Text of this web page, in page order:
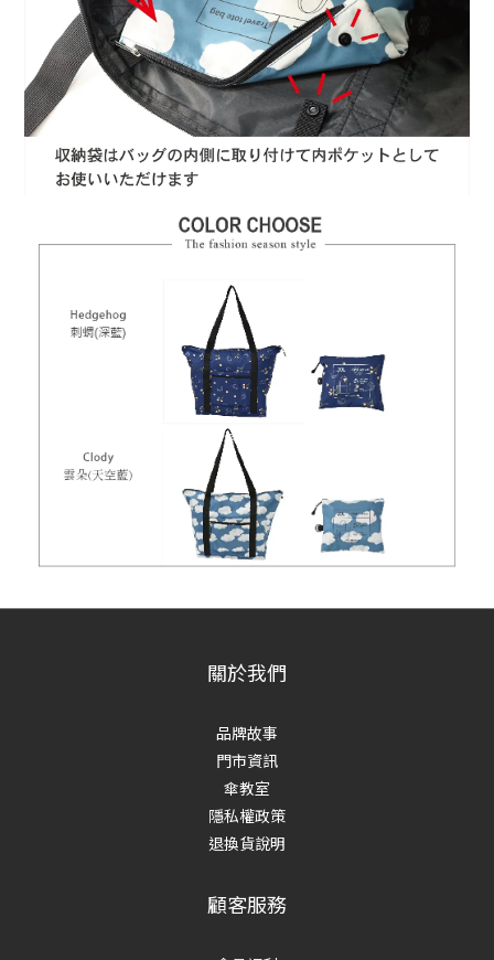
關於我們
品牌故事
門市資訊
傘教室
隱私權政策
退換貨說明
顧客服務